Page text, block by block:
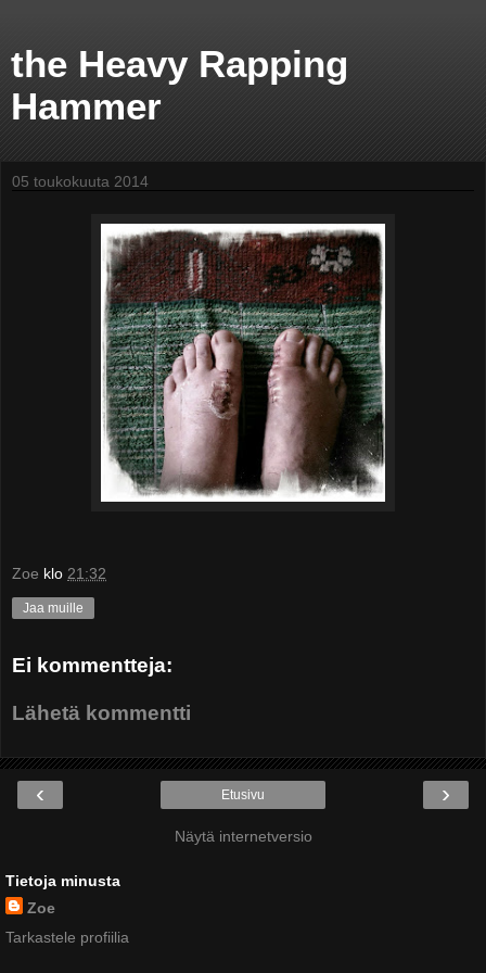
the Heavy Rapping
Hammer
05 toukokuuta 2014
Zoe klo 21:32
Jaa muille
Ei kommentteja:
Lähetä kommentti
‹ ›
Etusivu
Näytä internetversio
Tietoja minusta
Zoe
Tarkastele profiilia